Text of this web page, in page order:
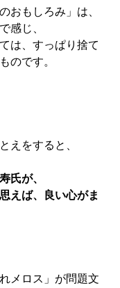
おもしろみ」は、
感じ、
は、すっぱり捨て
のです。
えをすると、
氏が、
えば、良い心がま
メロス」が問題文